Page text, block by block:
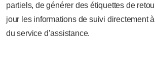
partiels, de générer des étiquettes de
jour les informations de suivi directement
du service d’assistance.